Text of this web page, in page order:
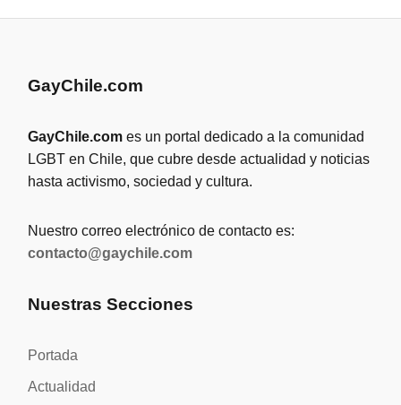
GayChile.com
GayChile.com es un portal dedicado a la comunidad
LGBT en Chile, que cubre desde actualidad y noticias
hasta activismo, sociedad y cultura.
Nuestro correo electrónico de contacto es:
contacto@gaychile.com
Nuestras Secciones
Portada
Actualidad